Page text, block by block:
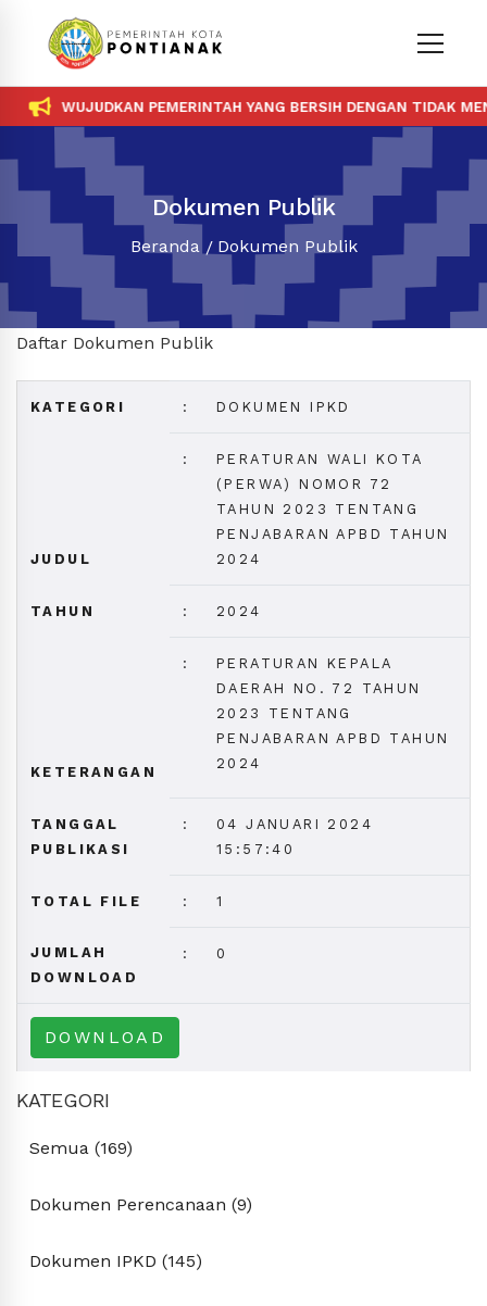
WUJUDKAN PEMERINTAH YANG BERSIH DENGAN TIDAK
Dokumen Publik
Beranda Dokumen Publik
Daftar Dokumen Publik
KATEGORI : DOKUMEN IPKD
JUDUL
:
PERATURAN WALI KOTA
(PERWA) NOMOR 72
TAHUN 2023 TENTANG
PENJABARAN APBD TAHUN
2024
TAHUN : 2024
KETERANGAN
:
PERATURAN KEPALA
DAERAH NO. 72 TAHUN
2023 TENTANG
PENJABARAN APBD TAHUN
2024
TANGGAL
PUBLIKASI
:
04 JANUARI 2024
15:57:40
TOTAL FILE : 1
JUMLAH
DOWNLOAD
: 0
DOWNLOAD
KATEGORI
Semua (169)
Dokumen Perencanaan (9)
Dokumen IPKD (145)